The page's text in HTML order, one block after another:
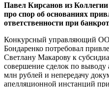
Павел Кирсанов из Коллегии
про спор об основаниях
ответственности при
Конкурсный управляющий
Бондаренко потребовал
Светлану Макарову к
совершение сделок по выводу
млн рублей и непередачу
апелляционной инстанций